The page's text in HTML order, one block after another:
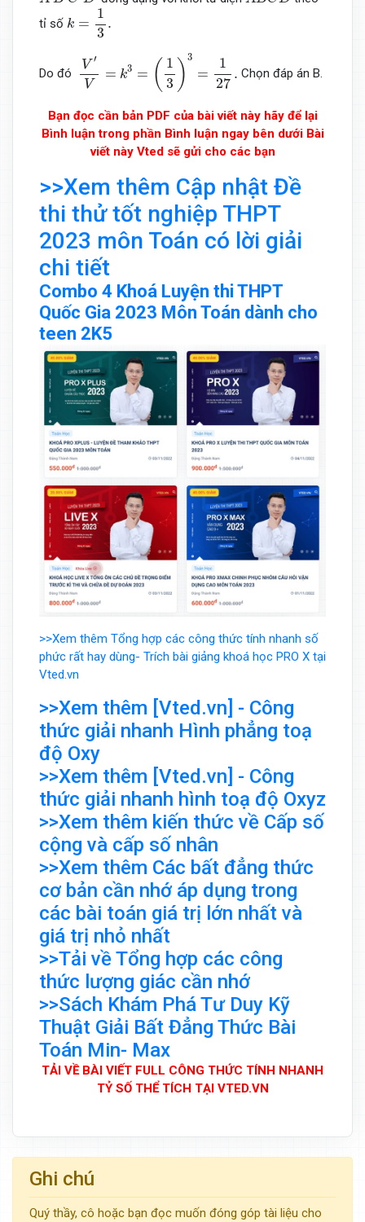
tỉ số k =
1
3
.
k= 13 .
Do đó
V ′
V
= k3 = ( 1
3 ) 3
=
1
27
.
V 3 1 27
Chọn đáp án B.
Bạn đọc cần bản PDF của bài viết này hãy để lại
Bình luận trong phần Bình luận ngay bên dưới Bài
viết này Vted sẽ gửi cho các bạn
>>Xem thêm Cập nhật Đề
thi thử tốt nghiệp THPT
2023 môn Toán có lời giải
chi tiết
Combo 4 Khoá Luyện thi THPT
Quốc Gia 2023 Môn Toán dành cho
teen 2K5
>>Xem thêm Tổng hợp các công thức tính nhanh số
phức rất hay dùng- Trích bài giảng khoá học PRO X tại
Vted.vn
>>Xem thêm [Vted.vn] - Công
thức giải nhanh Hình phẳng toạ
độ Oxy
>>Xem thêm [Vted.vn] - Công
thức giải nhanh hình toạ độ Oxyz
>>Xem thêm kiến thức về Cấp số
cộng và cấp số nhân
>>Xem thêm Các bất đẳng thức
cơ bản cần nhớ áp dụng trong
các bài toán giá trị lớn nhất và
giá trị nhỏ nhất
>>Tải về Tổng hợp các công
thức lượng giác cần nhớ
>>Sách Khám Phá Tư Duy Kỹ
Thuật Giải Bất Đẳng Thức Bài
Toán Min- Max
TẢI VỀ BÀI VIẾT FULL CÔNG THỨC TÍNH NHANH
TỶ SỐ THỂ TÍCH TẠI VTED.VN
Ghi chú
Quý thầy, cô hoặc bạn đọc muốn đóng góp tài liệu cho